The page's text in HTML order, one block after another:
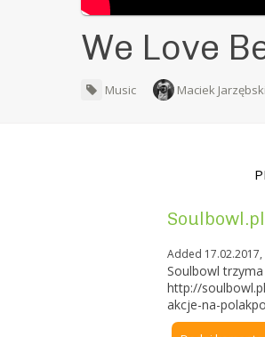
We Love
Music Maciek Jarzębski
Added 17.02.2017,
Soulbowl
http://
akcje-na-